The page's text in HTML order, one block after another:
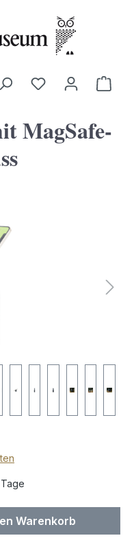
MagSafe-
Warenkorb